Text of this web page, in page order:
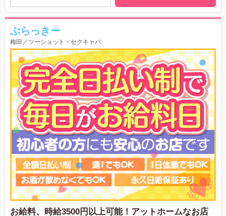
ぶらっきー
梅田／ツーショット・セクキャバ
お給料、時給3500円以上可能！アットホームなお店